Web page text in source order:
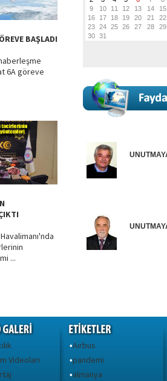
BAŞLADI
6A göreve
...
Videoları
•Airbus
•pandemi
•almanya